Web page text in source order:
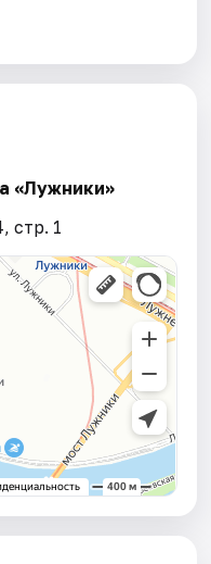
«Лужники»
стр. 1